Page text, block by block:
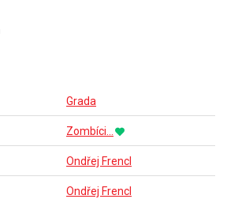
Grada
Zombíci...
Ondřej Frencl
Ondřej Frencl